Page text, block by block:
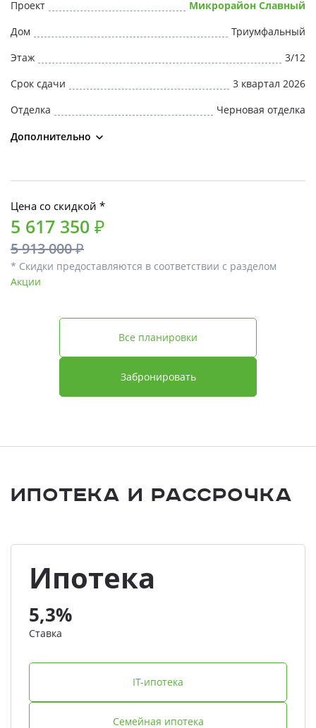
Проект
Микрорайон Славный
Дом
Триумфальный
Этаж
3/12
Срок сдачи
3 квартал 2026
Отделка
Черновая отделка
Дополнительно
Цена со скидкой *
5 617 350 ₽
5 913 000 ₽
* Скидки предоставляются в соответствии с разделом
Акции
Забронировать
Все планировки
Ипотека и Рассрочка
Ипотека
5,3%
Ставка
IT-ипотека
Семейная ипотека